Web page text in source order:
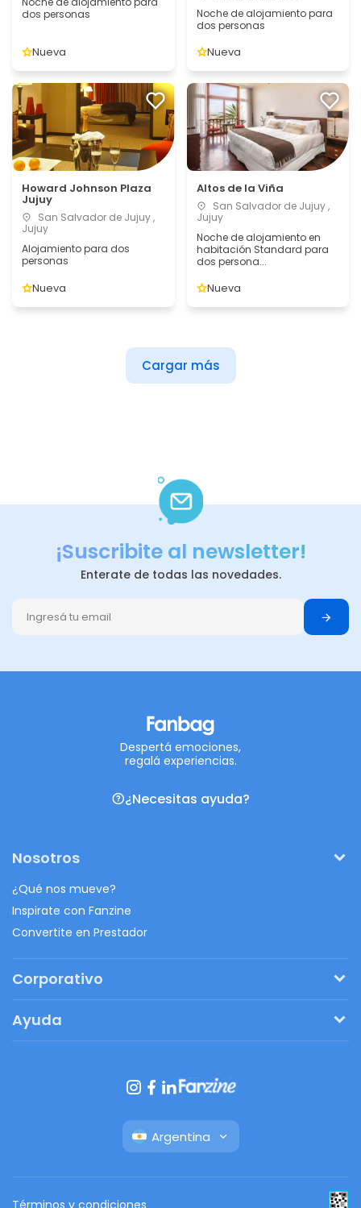
dos personas
Nueva
Noche de alojamiento para
dos personas
Nueva
Howard Johnson Plaza
Jujuy
San Salvador de Jujuy ,
Jujuy
Alojamiento para dos
personas
Nueva
Altos de la Viña
San Salvador de Jujuy ,
Jujuy
Noche de alojamiento en
habitación Standard para
dos persona...
Nueva
Cargar más
¡Suscribite al newsletter!
Enterate de todas las novedades.
Despertá emociones,
regalá experiencias.
¿Necesitas ayuda?
Nosotros
¿Qué nos mueve?
Inspirate con Fanzine
Convertite en Prestador
Corporativo
Regalos originales
Ayuda
Botón de arrepentimiento
Argentina
Términos y condiciones